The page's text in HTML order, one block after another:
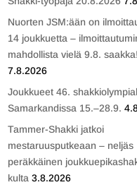
Nuorten JSM:ään on
14 joukkuetta –
mahdollista vielä 9.8. saakka!
7.8.2026
Joukkueet 46.
Samarkandissa 15.–28.9.
Tammer-Shakki jatkoi
mestaruusputkeaan – neljäs
peräkkäinen
kulta 3.8.2026